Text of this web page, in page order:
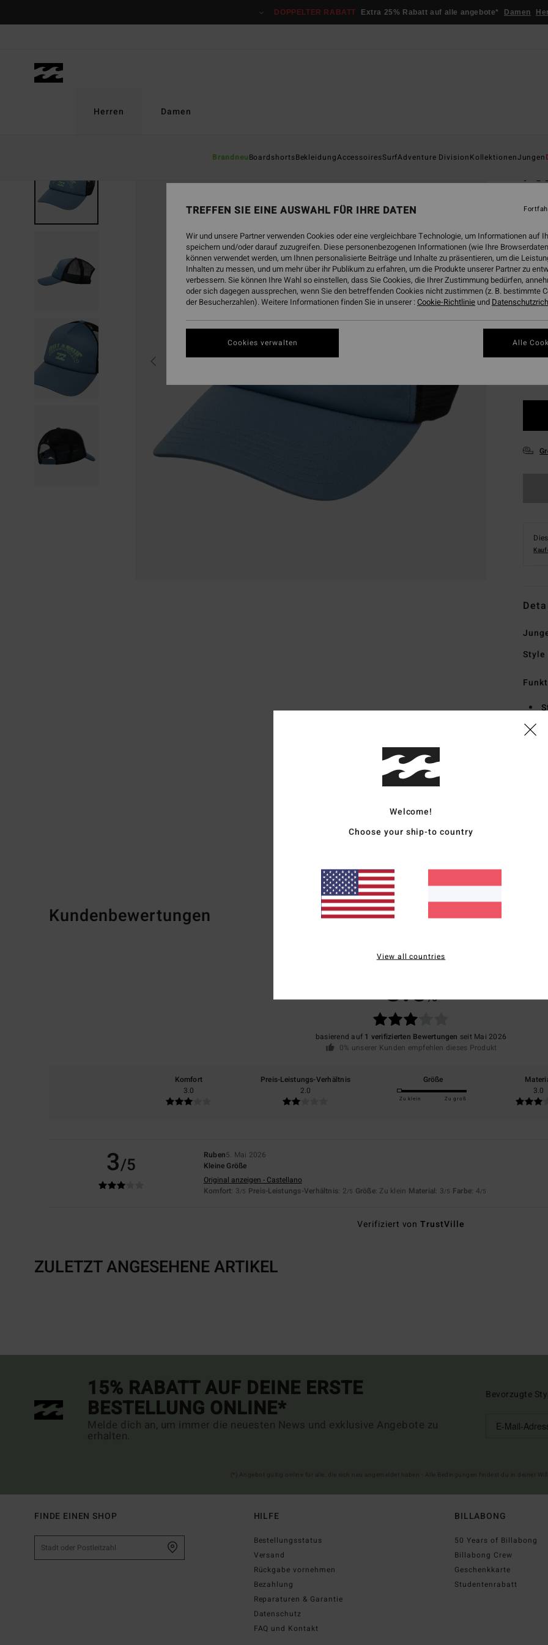
DOPPELTER RABATT Extra 25% Rabatt auf alle angebote* Damen
Herren
BrandneuBoardshortsBekleidungAccessoiresSurfAdventure DivisionKollektionenJungen
Damen
€ 7,54
€
€
SALE
Style
Kundenbewertungen
Durchschnittliche Bewertung
3.0/5
basierend auf 1 verifizierten Bewertungen seit Mai 2026
0% unserer Kunden empfehlen dieses Produkt
Komfort
3.0
Preis-Leistungs-Verhältnis
2.0
Größe
Zu klein Zu groß
3.0
3/5 Ruben5. Mai 2026
Kleine Größe
Original anzeigen - Castellano
Komfort: 3/5 Preis-Leistungs-Verhältnis: 2/5 Größe: Zu klein Material: 3/5 Farbe: 4/5
Verifiziert vonTrustVille
ZULETZT ANGESEHENE ARTIKEL
15% RABATT AUF DEINE ERSTE
BESTELLUNG ONLINE*
Melde dich an, um immer die neuesten News und exklusive Angebote zu
erhalten.
Bevorzugte
FINDE EINEN SHOP HILFE
Bestellungsstatus
Versand
Rückgabe vornehmen
Bezahlung
Reparaturen & Garantie
Datenschutz
FAQ und Kontakt
BILLABONG
50 Years of Billabong
Billabong Crew
Geschenkkarte
Studentenrabatt
Welcome!
Choose your ship-to country
View all countries
TREFFEN SIE EINE AUSWAHL FÜR IHRE DATEN
Wir und unsere Partner verwenden Cookies oder eine vergleichbare Technologie, um Informationen auf
speichern und/oder darauf zuzugreifen. Diese personenbezogenen Informationen (wie Ihre
können verwendet werden, um Ihnen personalisierte Beiträge und Inhalte zu präsentieren, um die
Inhalten zu messen, und um mehr über ihr Publikum zu erfahren, um die Produkte unserer Partner zu
verbessern. Sie können Ihre Wahl so einstellen, dass Sie Cookies, die Ihrer Zustimmung bedürfen,
oder sich dagegen aussprechen, wenn Sie den betreffenden Cookies nicht zustimmen (z. B. bestimmte
der Besucherzahlen). Weitere Informationen finden Sie in unserer :Cookie-Richtlinie und
Cookies verwalten Alle